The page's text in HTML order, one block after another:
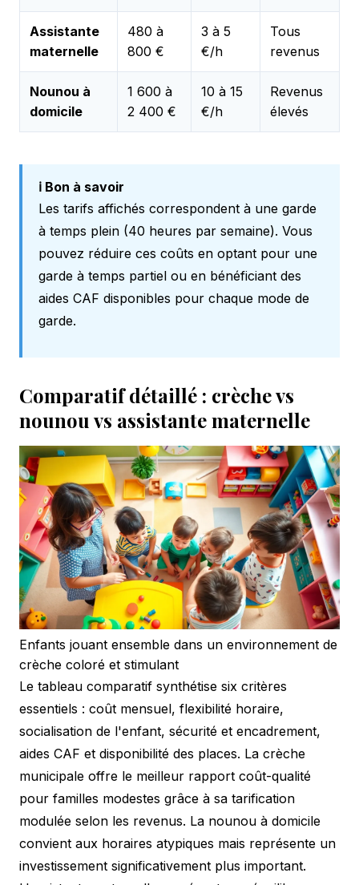
Assistante
maternelle
480 à
800 €
3 à 5
€/h
Tous
revenus
Nounou à
domicile
1 600 à
2 400 €
10 à 15
€/h
Revenus
élevés
ℹ️ Bon à savoir
Les tarifs affichés correspondent à une garde
à temps plein (40 heures par semaine). Vous
pouvez réduire ces coûts en optant pour une
garde à temps partiel ou en bénéficiant des
aides CAF disponibles pour chaque mode de
garde.
Comparatif détaillé : crèche vs
nounou vs assistante maternelle
Enfants jouant ensemble dans un environnement de
crèche coloré et stimulant
Le tableau comparatif synthétise six critères
essentiels : coût mensuel, flexibilité horaire,
socialisation de l'enfant, sécurité et encadrement,
aides CAF et disponibilité des places. La crèche
municipale offre le meilleur rapport coût-qualité
pour familles modestes grâce à sa tarification
modulée selon les revenus. La nounou à domicile
convient aux horaires atypiques mais représente un
investissement significativement plus important.